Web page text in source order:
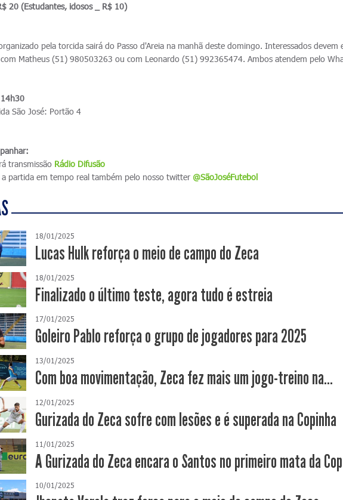
20 (Estudantes, idosos _ R$ 10)
pela torcida sairá do Passo d'Areia na manhã deste domingo. Interessados devem
Matheus (51) 980503263 ou com Leonardo (51) 992365474. Ambos atendem pelo
São José: Portão 4
transmissão Rádio Difusão
a partida em tempo real também pelo nosso twitter @SãoJoséFutebol
18/01/2025
Lucas Hulk reforça o meio de campo do Zeca
18/01/2025
Finalizado o último teste, agora tudo é estreia
17/01/2025
Goleiro Pablo reforça o grupo de jogadores para 2025
13/01/2025
Com boa movimentação, Zeca fez mais um jogo-treino na...
12/01/2025
Gurizada do Zeca sofre com lesões e é superada na Copinha
11/01/2025
A Gurizada do Zeca encara o Santos no primeiro mata da
10/01/2025